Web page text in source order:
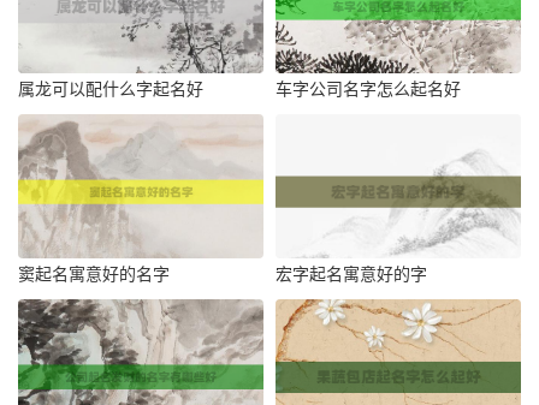
属龙可以配什么字起名好 车字公司名字怎么起名好
窦起名寓意好的名字 宏字起名寓意好的字